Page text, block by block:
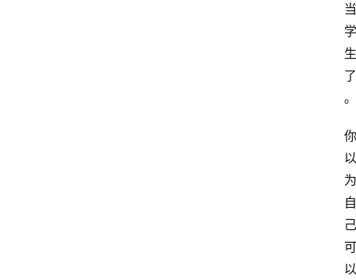
当
学
生
了
。
你
以
为
自
己
可
以